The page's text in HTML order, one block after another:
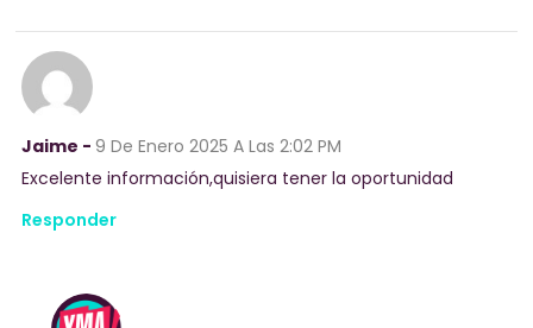
Jaime - 9 De Enero 2025 A Las 2:02 PM
Excelente información,quisiera tener la oportunidad
Responder